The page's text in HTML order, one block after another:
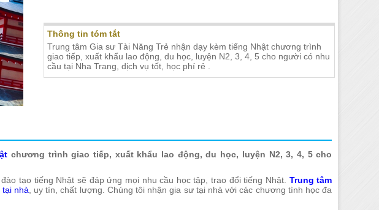
Thông tin tóm tắt
Trung tâm Gia sư Tài Năng Trẻ nhận dạy kèm tiếng Nhật chương trình
giao tiếp, xuất khẩu lao động, du học, luyện N2, 3, 4, 5 cho người có nhu
cầu tại Nha Trang, dịch vụ tốt, học phí rẻ .
chương trình giao tiếp, xuất khẩu lao động, du học, luyện N2, 3, 4, 5 cho
tạo tiếng Nhật sẽ đáp ứng mọi nhu cầu học tập, trao đổi tiếng Nhật. Trung tâm
nhà , uy tín, chất lượng. Chúng tôi nhận gia sư tại nhà với các chương tình học đa